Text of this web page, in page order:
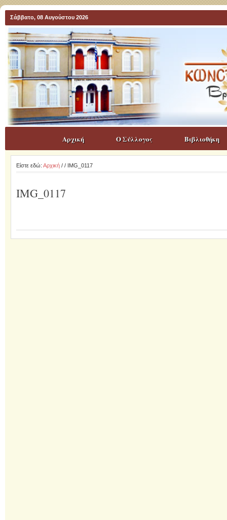
Σάββατο, 08 Αυγούστου 2026
Αρχική Ο Σύλλογος Βιβλιοθήκη
Είστε εδώ: Αρχική/ / IMG_0117
IMG_0117